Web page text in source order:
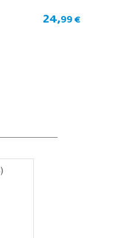
24,99 €
)